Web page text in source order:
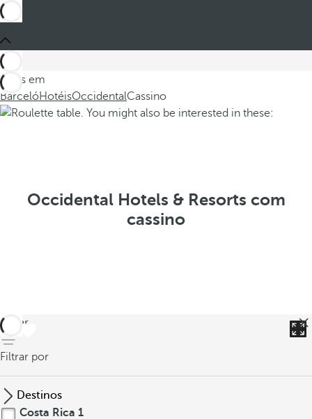
Estes em
BarcelóHotéisOccidentalCassino
Occidental Hotels & Resorts com
cassino
voltar
Filtrar por
Destinos
Costa Rica 1